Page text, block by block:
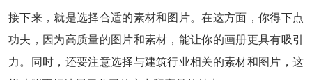
接下来，就是选择合适的素材和图片。在这方面，你得下点
功夫，因为高质量的图片和素材，能让你的画册更具有吸引
力。同时，还要注意选择与建筑行业相关的素材和图片，这